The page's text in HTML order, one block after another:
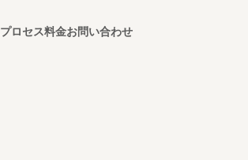
プロセス料金お問い合わせ